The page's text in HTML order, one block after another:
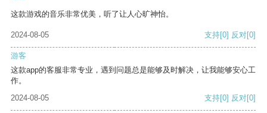
这款游戏的音乐非常优美，听了让人心旷神怡。
2024-08-05 支持[0] 反对[0]
游客
这款app的客服非常专业，遇到问题总是能够及时解决，让我能够安心工
作。
2024-08-05
支持[0] 反对[0]